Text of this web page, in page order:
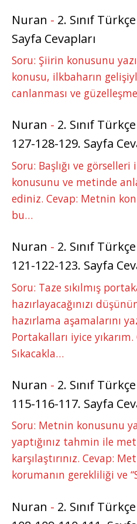
Nuran - 2. Sınıf
Sayfa Cevapları
Soru: Şiirin konusunu
konusu, ilkbaharın
canlanması ve
Nuran - 2. Sınıf
127-128-129. Sayfa
Soru: Başlığı ve
konusunu ve metinde
ediniz. Cevap: Metnin
bu…
Nuran - 2. Sınıf
121-122-123. Sayfa
Soru: Taze sıkılmış
hazırlayacağınızı
hazırlama aşamalarını
Portakalları iyice
Sıkacakla…
Nuran - 2. Sınıf
115-116-117. Sayfa
Soru: Metnin konusunu
yaptığınız tahmin ile
karşılaştırınız. Cevap:
korumanın gerekliliği ve
Nuran - 2. Sınıf